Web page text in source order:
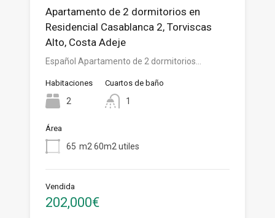
Apartamento de 2 dormitorios en
Residencial Casablanca 2, Torviscas
Alto, Costa Adeje
Español Apartamento de 2 dormitorios…
Habitaciones
2
Cuartos de baño
1
Área
65 m2 60m2 utiles
Vendida
202,000€